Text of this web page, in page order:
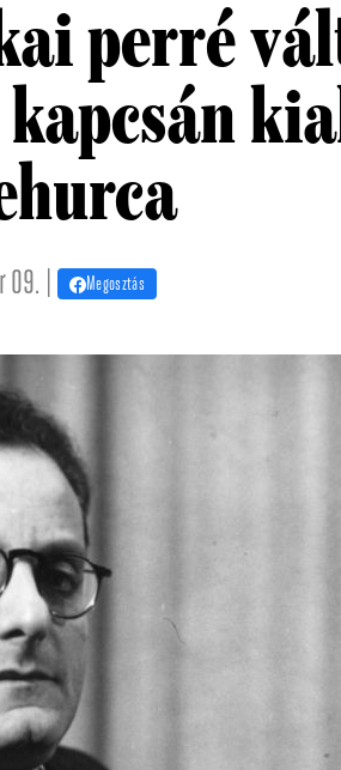
perré
| Megosztás